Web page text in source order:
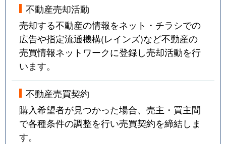
不動産売却活動
売却する不動産の情報をネット・チラシでの
広告や指定流通機構(レインズ)など不動産の
売買情報ネットワークに登録し売却活動を行
います。
不動産売買契約
購入希望者が見つかった場合、売主・買主間
で各種条件の調整を行い売買契約を締結しま
す。